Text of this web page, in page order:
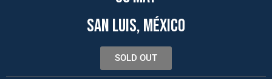
SAN LUIS, MÉXICO
SOLD OUT